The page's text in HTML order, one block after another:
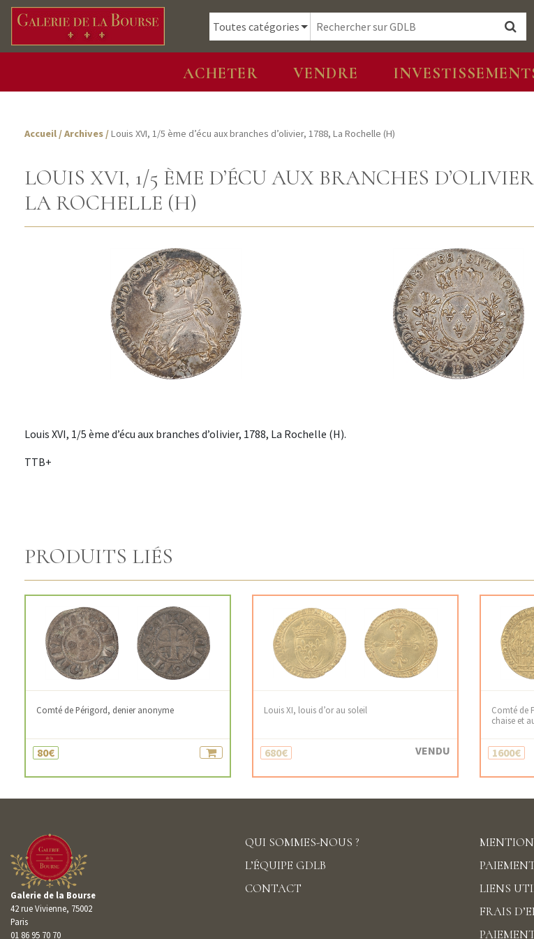
ACHETER VENDRE
Accueil /Archives /Louis XVI, 1/5 ème d’écu aux branches d’olivier, 1788, La Rochelle (H)
LOUIS XVI, 1/5 ÈME D’ÉCU AUX BRANCHES
LA ROCHELLE (H)
Louis XVI, 1/5 ème d’écu aux branches d’olivier, 1788, La Rochelle (H).
TTB+
PRODUITS LIÉS
Comté de Périgord, denier anonyme
80€
Louis XI, louis d’or au soleil
680€ VENDU
Comté de
chaise et
1600€
Galerie de la Bourse
42 rue Vivienne, 75002
Paris
01 86 95 70 70
QUI SOMMES-NOUS ?
L’ÉQUIPE GDLB
CONTACT
LIENS
FRAIS